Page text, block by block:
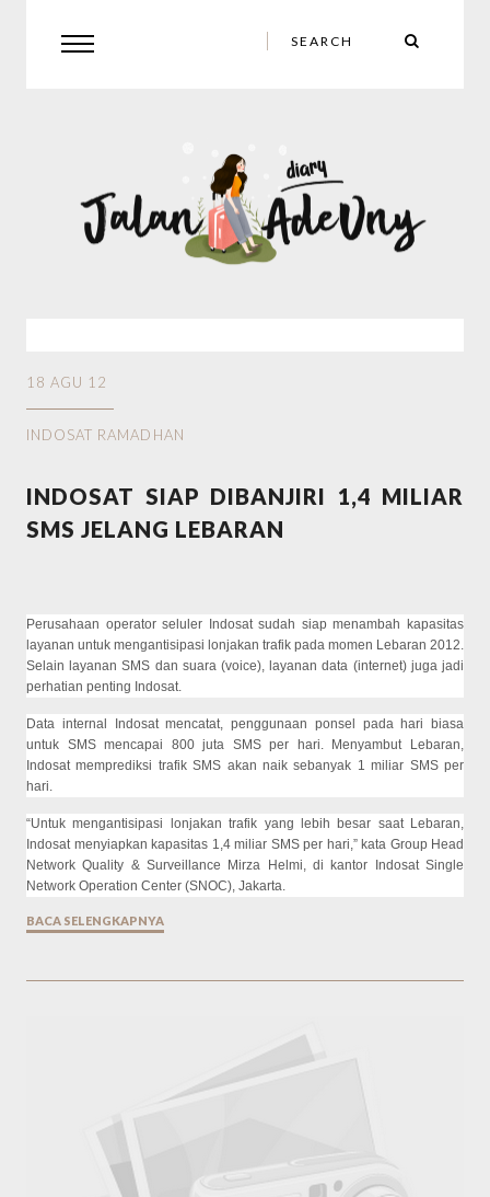
18 AGU 12
INDOSAT RAMADHAN
INDOSAT SIAP DIBANJIRI 1,4 MILIAR
SMS JELANG LEBARAN
Perusahaan operator seluler Indosat sudah siap menambah kapasitas
layanan untuk mengantisipasi lonjakan trafik pada momen Lebaran 2012.
Selain layanan SMS dan suara (voice), layanan data (internet) juga jadi
perhatian penting Indosat.
Data internal Indosat mencatat, penggunaan ponsel pada hari biasa
untuk SMS mencapai 800 juta SMS per hari. Menyambut Lebaran,
Indosat memprediksi trafik SMS akan naik sebanyak 1 miliar SMS per
hari.
“Untuk mengantisipasi lonjakan trafik yang lebih besar saat Lebaran,
Indosat menyiapkan kapasitas 1,4 miliar SMS per hari,” kata Group Head
Network Quality & Surveillance Mirza Helmi, di kantor Indosat Single
Network Operation Center (SNOC), Jakarta.
BACA SELENGKAPNYA